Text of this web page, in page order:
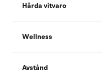
Hårda vitvaro
Wellness
Avstånd